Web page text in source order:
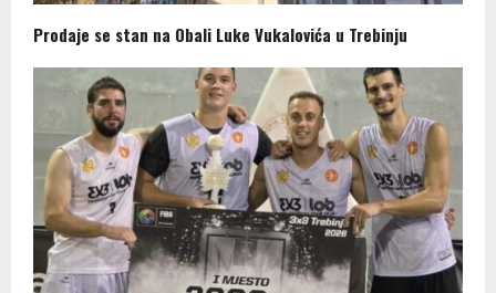
Prodaje se stan na Obali Luke Vukalovića u Trebinju